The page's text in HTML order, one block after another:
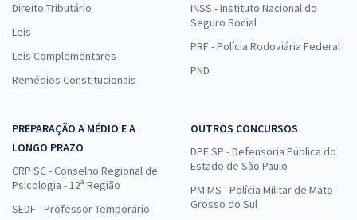
Direito Tributário
Leis
Leis Complementares
Remédios Constitucionais
INSS - Instituto Nacional do
Seguro Social
PRF - Polícia Rodoviária Federal
PND
PREPARAÇÃO A MÉDIO E A
LONGO PRAZO
CRP SC - Conselho Regional de
Psicologia - 12ª Região
SEDF - Professor Temporário
OUTROS CONCURSOS
DPE SP - Defensoria Pública do
Estado de São Paulo
PM MS - Polícia Militar de Mato
Grosso do Sul